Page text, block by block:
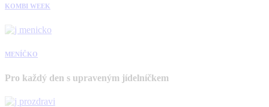
KOMBI WEEK
MENÍČKO
Pro každý den s upraveným jídelníčkem